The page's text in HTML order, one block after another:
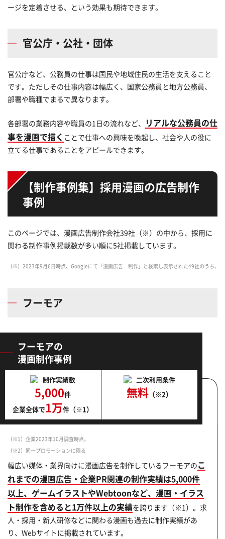
ージを定着させる、という効果も期待できます。
官公庁・公社・団体
官公庁など、公務員の仕事は国民や地域住民の生活を支えること
です。ただしその仕事内容は幅広く、国家公務員と地方公務員、
部署や職種でまるで異なります。
各部署の業務内容や職員の1日の流れなど、
リアルな公務員の仕
事を漫画で描く ことで仕事への興味を喚起し、社会や人の役に
立てる仕事であることをアピールできます。
【制作事例集】採用漫画の広告制作
事例
このページでは、漫画広告制作会社39社（※）の中から、採用に
関わる制作事例掲載数が多い順に5社掲載しています。
（※）2023年9月6日時点、Googleにて「漫画広告 制作」と検索し表示された49社のうち、
フーモア
フーモアの
漫画制作事例
制作実績数
5,000件
企業全体で1万件（※1）
二次利用条件
無料（※2）
（※1）企業2023年10月調査時点。
（※2）同一プロモーションに限る
幅広い媒体・業界向けに漫画広告を制作しているフーモアのこ
れまでの漫画広告・企業PR関連の制作実績は5,000件
以上、ゲームイラストやWebtoonなど、漫画・イラス
ト制作を含めると1万件以上の実績を誇ります（※1）。求
人・採用・新人研修などに関わる漫画も過去に制作実績があ
り、Webサイトに掲載されています。